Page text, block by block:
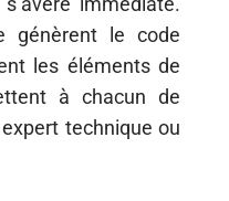
génèrent le code
les éléments de
à chacun de
expert technique ou